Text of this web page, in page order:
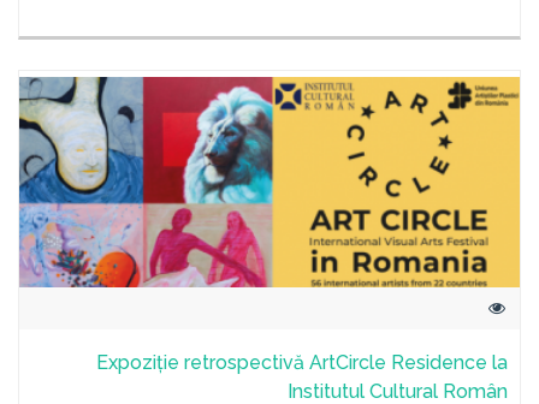
Expoziție retrospectivă ArtCircle Residence la
Institutul Cultural Român